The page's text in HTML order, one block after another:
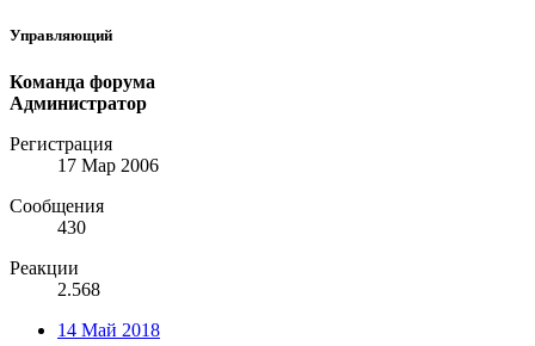
Управляющий
Команда форума
Администратор
Регистрация
17 Мар 2006
Сообщения
430
Реакции
2.568
14 Май 2018